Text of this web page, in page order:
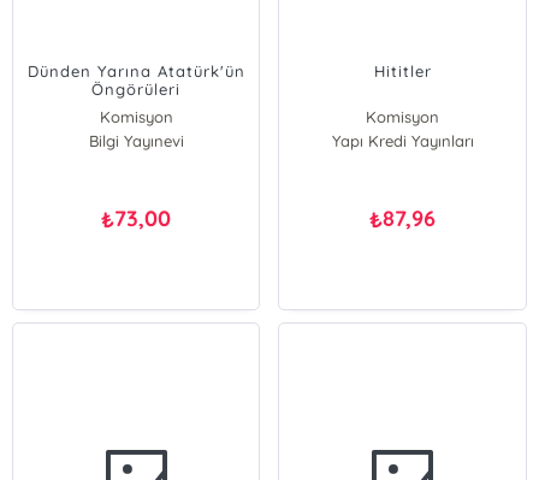
Dünden Yarına Atatürk'ün
Öngörüleri
Komisyon
Bilgi Yayınevi
₺73,00
Hititler
Komisyon
Yapı Kredi Yayınları
₺87,96